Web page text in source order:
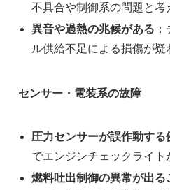
不具合や制御系の問題と考
異音や過熱の兆候がある
ル供給不足による損傷が疑
センサー・電装系の故障
圧力センサーが誤作動する
でエンジンチェックライト
燃料吐出制御の異常が出る